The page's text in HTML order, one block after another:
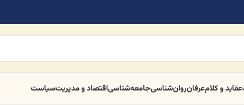
عقاید و کلامعرفانروان‌شناسیجامعه‌شناسیاقتصاد و مدیریتسیاست